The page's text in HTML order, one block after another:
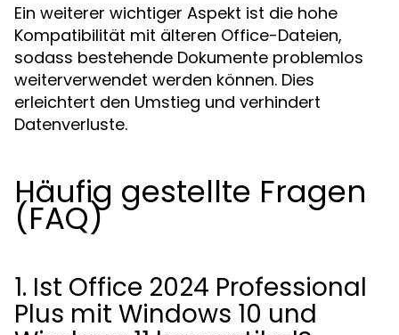
Ein weiterer wichtiger Aspekt ist die hohe
Kompatibilität mit älteren Office-Dateien,
sodass bestehende Dokumente problemlos
weiterverwendet werden können. Dies
erleichtert den Umstieg und verhindert
Datenverluste.
Häufig gestellte Fragen
(FAQ)
1. Ist Office 2024 Professional
Plus mit Windows 10 und